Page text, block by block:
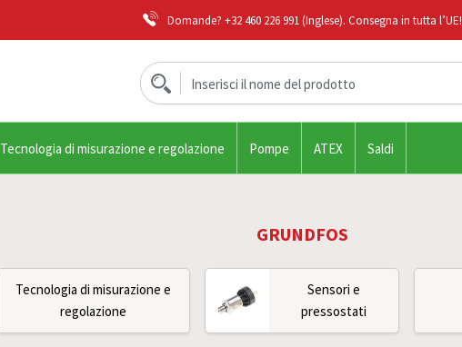
Domande? +32 460 226 991(Inglese). Consegna in tutta l’UE!
Tecnologia di misurazione e regolazione Pompe ATEX Saldi
GRUNDFOS
Tecnologia di misurazione e
regolazione
Sensori e
pressostati